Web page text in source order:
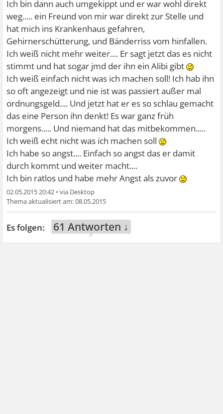
Ich bin dann auch umgekippt und er war wohl direkt
weg..... ein Freund von mir war direkt zur Stelle und
hat mich ins Krankenhaus gefahren,
Gehirnerschütterung, und Bänderriss vom hinfallen.
Ich weiß nicht mehr weiter.... Er sagt jetzt das es nicht
stimmt und hat sogar jmd der ihn ein Alibi gibt
Ich weiß einfach nicht was ich machen soll! Ich hab ihn
so oft angezeigt und nie ist was passiert außer mal
ordnungsgeld.... Und jetzt hat er es so schlau gemacht
das eine Person ihn denkt! Es war ganz früh
morgens..... Und niemand hat das mitbekommen.....
Ich weiß echt nicht was ich machen soll
Ich habe so angst.... Einfach so angst das er damit
durch kommt und weiter macht....
Ich bin ratlos und habe mehr Angst als zuvor
02.05.2015 20:42 •
08.05.2015
61 Antworten ↓